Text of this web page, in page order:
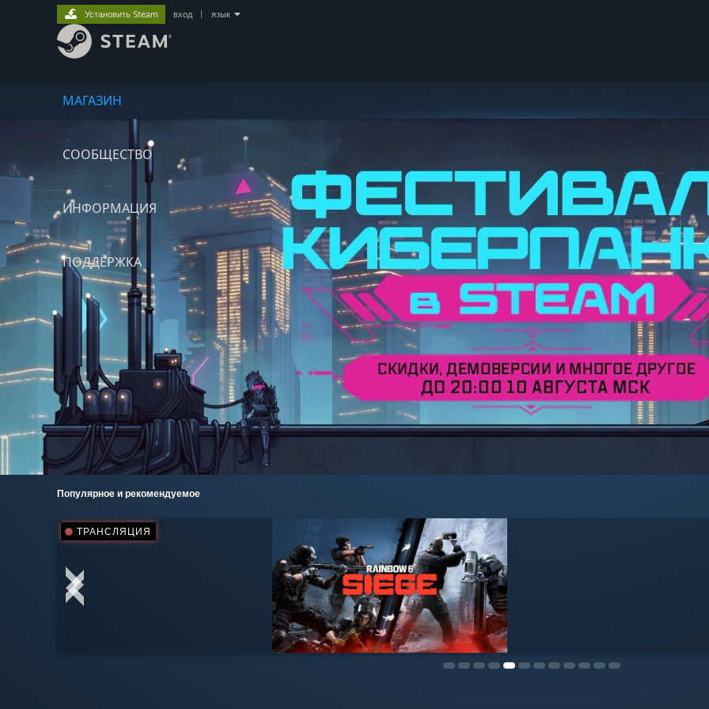
МАГАЗИН
СООБЩЕСТВО
ИНФОРМАЦИЯ
ПОДДЕРЖКА
Установить Steam вход язык
Популярное и рекомендуемое
ТРАНСЛЯЦИЯ